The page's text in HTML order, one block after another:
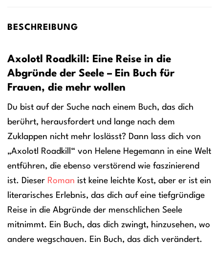
BESCHREIBUNG
Axolotl Roadkill: Eine Reise in die
Abgründe der Seele – Ein Buch für
Frauen, die mehr wollen
Du bist auf der Suche nach einem Buch, das dich
berührt, herausfordert und lange nach dem
Zuklappen nicht mehr loslässt? Dann lass dich von
„Axolotl Roadkill“ von Helene Hegemann in eine Welt
entführen, die ebenso verstörend wie faszinierend
ist. Dieser Roman ist keine leichte Kost, aber er ist ein
literarisches Erlebnis, das dich auf eine tiefgründige
Reise in die Abgründe der menschlichen Seele
mitnimmt. Ein Buch, das dich zwingt, hinzusehen, wo
andere wegschauen. Ein Buch, das dich verändert.